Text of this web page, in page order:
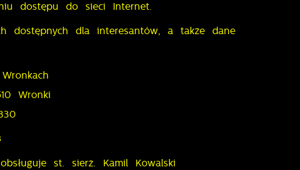
dostępu do sieci Internet.
dostępnych dla interesantów, a także dane
Wronki
st. sierż. Kamil Kowalski